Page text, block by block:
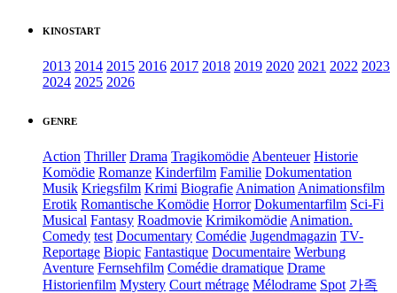
KINOSTART
2013 2014 2015 2016 2017 2018 2019 2020 2021 2022 2023
2024 2025 2026
GENRE
Action Thriller Drama Tragikomödie Abenteuer Historie
Komödie Romanze Kinderfilm Familie Dokumentation
Musik Kriegsfilm Krimi Biografie Animation Animationsfilm
Erotik Romantische Komödie Horror Dokumentarfilm Sci-Fi
Musical Fantasy Roadmovie Krimikomödie Animation.
Comedy test Documentary Comédie Jugendmagazin TV-
Reportage Biopic Fantastique Documentaire Werbung
Aventure Fernsehfilm Comédie dramatique Drame
Historienfilm Mystery Court métrage Mélodrame Spot 가족